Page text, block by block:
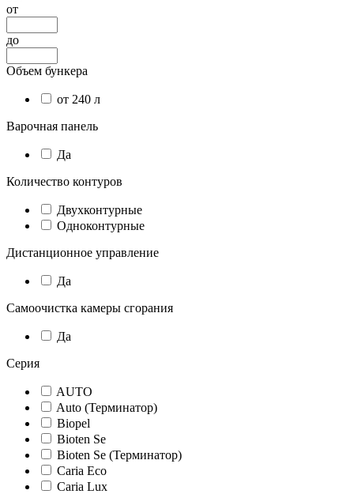
от
до
Объем бункера
от 240 л
Варочная панель
Да
Количество контуров
Двухконтурные
Одноконтурные
Дистанционное управление
Да
Самоочистка камеры сгорания
Да
Серия
AUTO
Auto (Терминатор)
Biopel
Bioten Se
Bioten Se (Терминатор)
Caria Eco
Caria Lux